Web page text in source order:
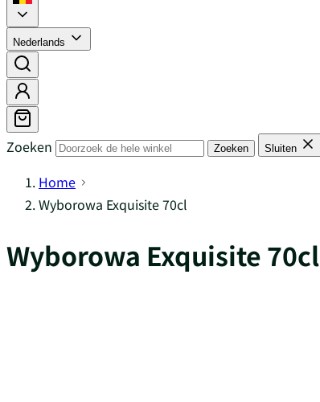
Nederlands
Zoeken Zoeken Sluiten
Home
Wyborowa Exquisite 70cl
Wyborowa Exquisite 70cl